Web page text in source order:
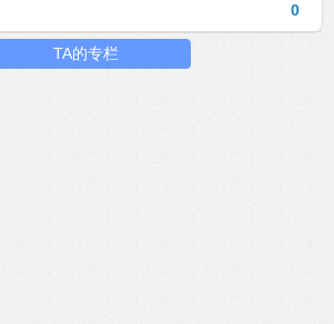
0
TA的专栏